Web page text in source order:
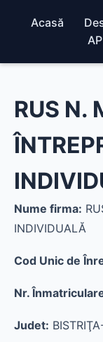
Acasă
RUS N.
Nume firma:
INDIVIDUALĂ
Cod Unic de
Nr.
Judet: